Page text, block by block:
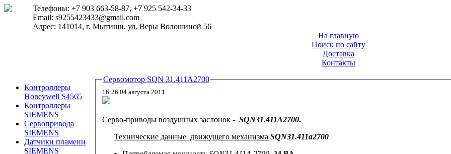
Телефоны: +7 903 663-58-87, +7 925 542-34-33
Email: s9255423433@gmail.com
Адрес: 141014, г. Мытищи, ул. Веры Волошиной 56
На главную
Поиск по сайту
Доставка
Контакты
Контроллеры
Honeywell S4565
Контроллеры
SIEMENS
Сервопривода
SIEMENS
Датчики пламени
SIEMENS
Сервомотор SQN 31.411А2700
16:26 04 августа 2011
Серво-приводы воздушных заслонок - SQN31.411А2700.
Технические данные движущего механизма SQN31.411а2700